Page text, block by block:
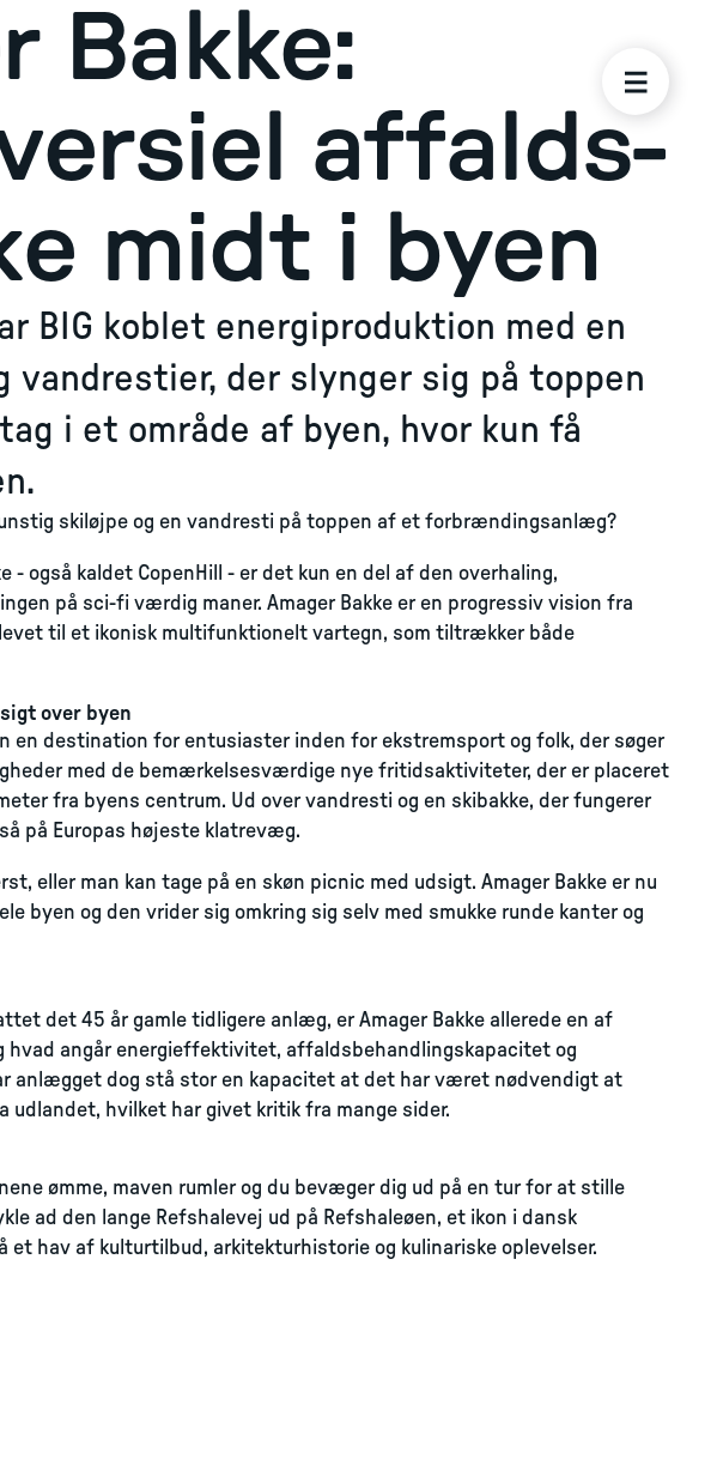
Bakke:
affalds-
midt i byen
BIG koblet energiproduktion med en
vandrestier, der slynger sig på toppen
i et område af byen, hvor kun få
skiløjpe og en vandresti på toppen af et forbrændingsanlæg?
- også kaldet CopenHill - er det kun en del af den overhaling,
på sci-fi værdig maner. Amager Bakke er en progressiv vision fra
til et ikonisk multifunktionelt vartegn, som tiltrækker både
over byen
en destination for entusiaster inden for ekstremsport og folk, der søger
med de bemærkelsesværdige nye fritidsaktiviteter, der er placeret
fra byens centrum. Ud over vandresti og en skibakke, der fungerer
på Europas højeste klatrevæg.
eller man kan tage på en skøn picnic med udsigt. Amager Bakke er nu
byen og den vrider sig omkring sig selv med smukke runde kanter og
det 45 år gamle tidligere anlæg, er Amager Bakke allerede en af
angår energieffektivitet, affaldsbehandlingskapacitet og
anlægget dog stå stor en kapacitet at det har været nødvendigt at
hvilket har givet kritik fra mange sider.
ømme, maven rumler og du bevæger dig ud på en tur for at stille
ad den lange Refshalevej ud på Refshaleøen, et ikon i dansk
et hav af kulturtilbud, arkitekturhistorie og kulinariske oplevelser.